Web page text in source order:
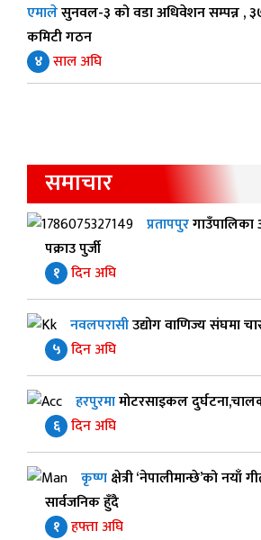
एमालेसुनवल-३ को वडा अधिवेशन सम्पन्न ,
कमिटी गठन
४ साल अघि
समाचार
प्रतापपुरगाउँपालिका
पक्राउ पुर्जी
१ दिन अघि
नवलपरासीउद्योग वाणिज्य संघमा
५ दिन अघि
हरपुरमामोटरसाइकल
६ दिन अघि
कृष्णक्षेत्री ‘नेपालीमान्छे’को नयाँ
सार्वजनिक हुँदै
१ हफ्ता अघि